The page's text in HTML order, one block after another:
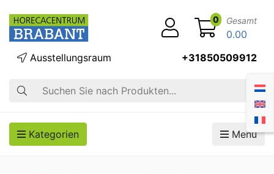
Suche
Ausstellungsraum +31850509912
0 Gesamt
0.00
Kategorien Menü